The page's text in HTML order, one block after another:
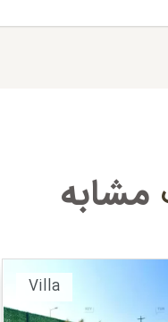
مشابه
Villa